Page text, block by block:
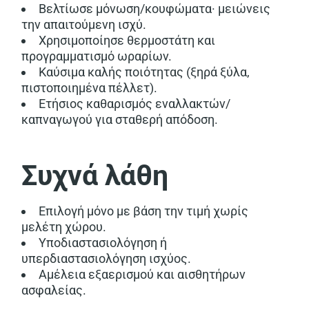
Βελτίωσε μόνωση/κουφώματα· μειώνεις
την απαιτούμενη ισχύ.
Χρησιμοποίησε θερμοστάτη και
προγραμματισμό ωραρίων.
Καύσιμα καλής ποιότητας (ξηρά ξύλα,
πιστοποιημένα πέλλετ).
Ετήσιος καθαρισμός εναλλακτών/
καπναγωγού για σταθερή απόδοση.
Συχνά λάθη
Επιλογή μόνο με βάση την τιμή χωρίς
μελέτη χώρου.
Υποδιαστασιολόγηση ή
υπερδιαστασιολόγηση ισχύος.
Αμέλεια εξαερισμού και αισθητήρων
ασφαλείας.